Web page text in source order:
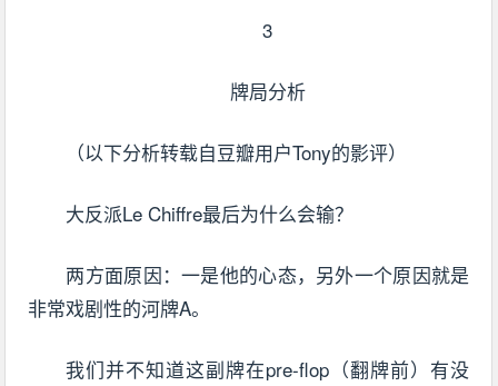
3
牌局分析
（以下分析转载自豆瓣用户Tony的影评）
大反派Le Chiffre最后为什么会输？
两方面原因：一是他的心态，另外一个原因就是
非常戏剧性的河牌A。
我们并不知道这副牌在pre-flop（翻牌前）有没